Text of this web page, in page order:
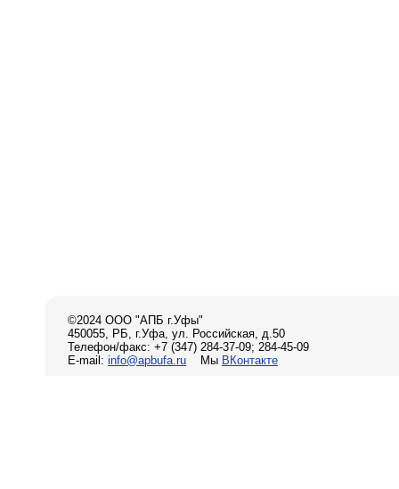
©2024 ООО "АПБ г.Уфы"
450055, РБ, г.Уфа, ул. Российская, д.50
Телефон/факс: +7 (347) 284-37-09; 284-45-09
E-mail: info@apbufa.ru Мы ВКонтакте